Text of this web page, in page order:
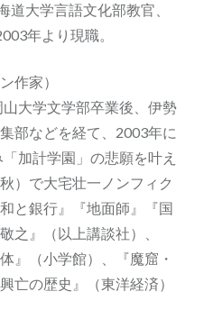
大学言語文化部教官、
年より現職。
作家）
大学文学部卒業後、伊勢
部などを経て、2003年に
加計学園」の悲願を叶え
）で大宅壮一ノンフィク
と銀行』『地面師』『国
之』（以上講談社）、
』（小学館）、『魔窟・
亡の歴史』（東洋経済）